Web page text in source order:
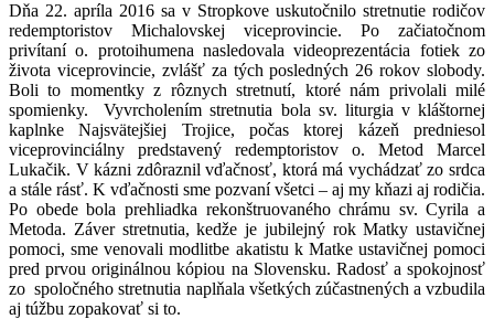
Dňa 22. apríla 2016 sa v Stropkove uskutočnilo stretnutie rodičov
redemptoristov Michalovskej viceprovincie. Po začiatočnom
privítaní o. protoihumena nasledovala videoprezentácia fotiek zo
života viceprovincie, zvlášť za tých posledných 26 rokov slobody.
Boli to momentky z rôznych stretnutí, ktoré nám privolali milé
spomienky. Vyvrcholením stretnutia bola sv. liturgia v kláštornej
kaplnke Najsvätejšiej Trojice, počas ktorej kázeň predniesol
viceprovinciálny predstavený redemptoristov o. Metod Marcel
Lukačik. V kázni zdôraznil vďačnosť, ktorá má vychádzať zo srdca
a stále rásť. K vďačnosti sme pozvaní všetci – aj my kňazi aj rodičia.
Po obede bola prehliadka rekonštruovaného chrámu sv. Cyrila a
Metoda. Záver stretnutia, kedže je jubilejný rok Matky ustavičnej
pomoci, sme venovali modlitbe akatistu k Matke ustavičnej pomoci
pred prvou originálnou kópiou na Slovensku. Radosť a spokojnosť
zo spoločného stretnutia naplňala všetkých zúčastnených a vzbudila
aj túžbu zopakovať si to.